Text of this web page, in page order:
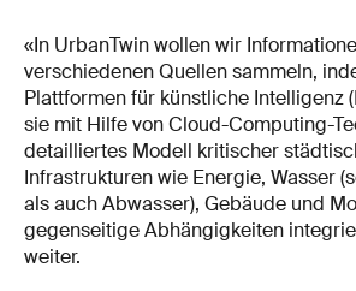
«In UrbanTwin wollen wir
verschiedenen Quellen sammeln,
Plattformen für künstliche Intelligenz
sie mit Hilfe von Cloud-Computing-
detailliertes Modell kritischer
Infrastrukturen wie Energie, Wasser
als auch Abwasser), Gebäude und
gegenseitige Abhängigkeiten
weiter.